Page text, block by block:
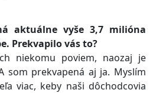
aktuálne vyše 3,7 milióna
Prekvapilo vás to?
niekomu poviem, naozaj je
som prekvapená aj ja. Myslím
viac, keby naši dôchodcovia